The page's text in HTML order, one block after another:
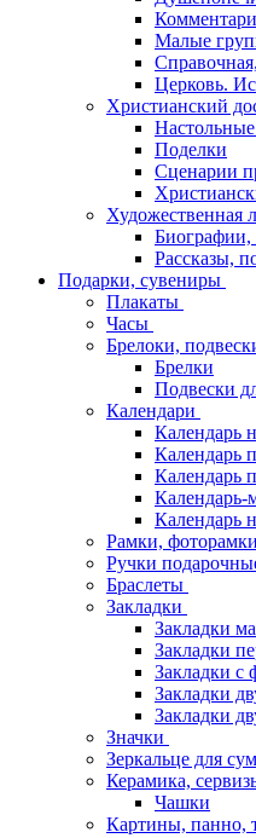
Малые
Церковь.
Христианский
Поделки
Сценарии
Художественная
Биографии,
Рассказы,
Подарки, сувениры
Плакаты
Часы
Брелоки,
Брелки
Подвески
Календари
Календарь
Календарь
Календарь
Календарь-
Календарь
Рамки, фоторамки
Ручки
Браслеты
Закладки
Закладки
Закладки
Закладки с
Закладки
Закладки
Значки
Зеркальце для
Керамика,
Чашки
Картины, панно,